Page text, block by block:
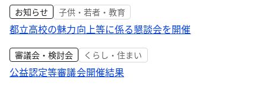
お知らせ 子供・若者・教育
都立高校の魅力向上等に係る懇談会を開催
審議会・検討会 くらし・住まい
公益認定等審議会開催結果